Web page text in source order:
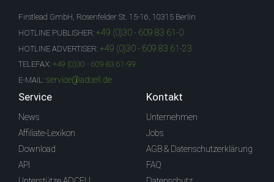
Firstlead GmbH, Rosenfelder St. 15-16, 10315 Berlin
HOTLINE PUBLISHER: +49 (0)30 - 609 83 61-0
HOTLINE ADVERTISER: +49 (0)30 - 609 83 61-23
TELEFAX: +49 (0)30 - 609 83 61-99
E-MAIL: service@adcell.de
Service
News
Affiliate-Lexikon
Download
API
Kontakt
Unternehmen
Jobs
AGB & Datenschutzerklärung
FAQ